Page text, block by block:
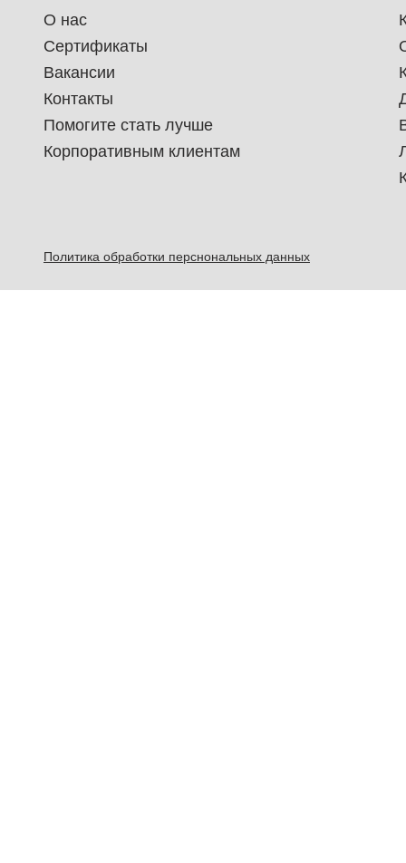
О нас
Сертификаты
Вакансии
Контакты
Помогите стать лучше
Корпоративным клиентам
Политика обработки перснональных данных